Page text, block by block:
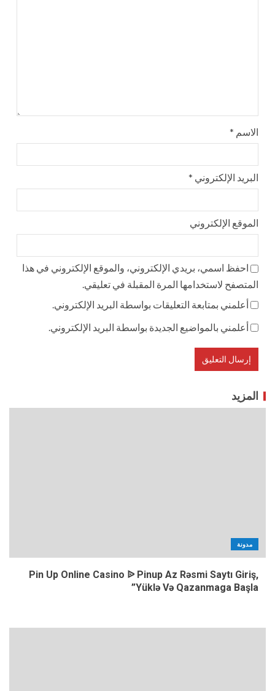
الاسم *
البريد الإلكتروني *
الموقع الإلكتروني
احفظ اسمي، بريدي الإلكتروني، والموقع الإلكتروني في هذا
المتصفح لاستخدامها المرة المقبلة في تعليقي.
أعلمني بمتابعة التعليقات بواسطة البريد الإلكتروني.
أعلمني بالمواضيع الجديدة بواسطة البريد الإلكتروني.
المزيد
مدونة
Pin Up Online Casino ᐉ Pinup Az Rəsmi Saytı Giriş,
Yüklə Və Qazanmaga Başla”